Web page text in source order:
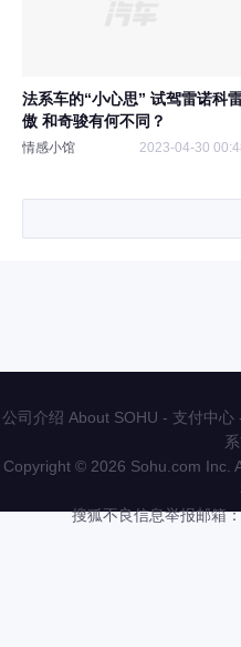
法系车的“小心思” 试驾雷诺科
傲 和奇骏有何不同？
情感小馆 2023-04-30
公司介绍 About SOHU - 支付中心
Copyright © 2026 Sohu.com Inc.
搜狐不良信息举报邮箱：